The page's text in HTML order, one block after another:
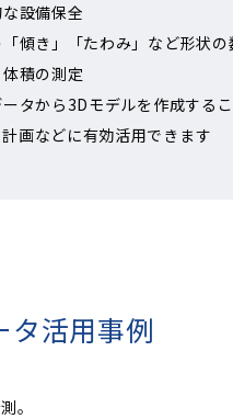
設備保全
傾き」「たわみ」など形状の
積の測定
タから3Dモデルを作成するこ
画などに有効活用できます
活用事例
。